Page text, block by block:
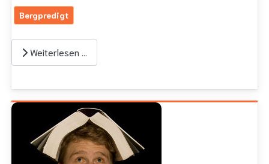
Bergpredigt
Weiterlesen …